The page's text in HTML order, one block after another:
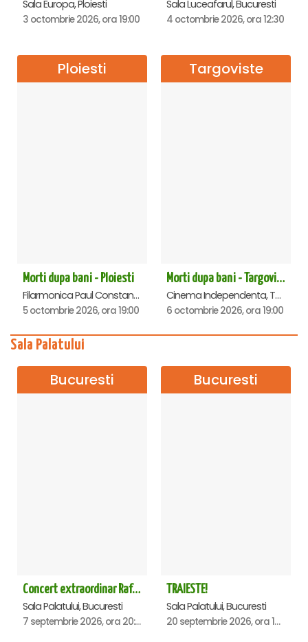
Sala Europa, Ploiesti
3 octombrie 2026, ora 19:00
Sala Luceafarul, Bucuresti
4 octombrie 2026, ora 12:30
Ploiesti
Morti dupa bani - Ploiesti
Filarmonica Paul Constantinescu, Ploiesti
5 octombrie 2026, ora 19:00
Targoviste
Morti dupa bani - Targoviste
Cinema Independenta, Targoviste
6 octombrie 2026, ora 19:00
Sala Palatului
Bucuresti
Concert extraordinar Rafet El Roman - Sala Palatului
Sala Palatului, Bucuresti
7 septembrie 2026, ora 20:00
Bucuresti
TRAIESTE!
Sala Palatului, Bucuresti
20 septembrie 2026, ora 18:00